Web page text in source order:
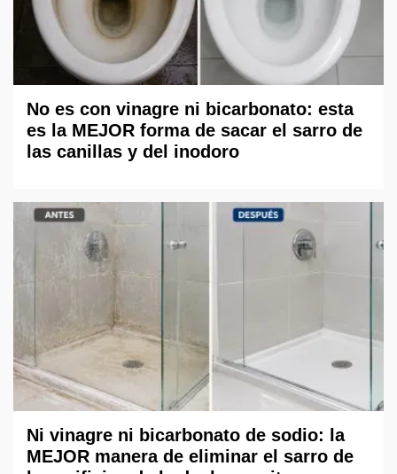
No es con vinagre ni bicarbonato: esta
es la MEJOR forma de sacar el sarro de
las canillas y del inodoro
Ni vinagre ni bicarbonato de sodio: la
MEJOR manera de eliminar el sarro de